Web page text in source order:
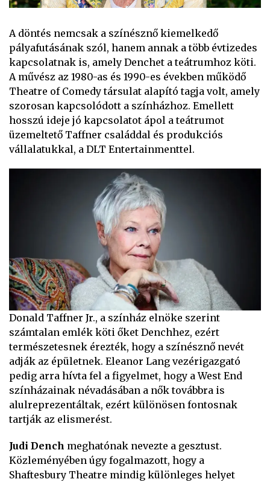
A döntés nemcsak a színésznő kiemelkedő
pályafutásának szól, hanem annak a több évtizedes
kapcsolatnak is, amely Denchet a teátrumhoz köti.
A művész az 1980-as és 1990-es években működő
Theatre of Comedy társulat alapító tagja volt, amely
szorosan kapcsolódott a színházhoz. Emellett
hosszú ideje jó kapcsolatot ápol a teátrumot
üzemeltető Taffner családdal és produkciós
vállalatukkal, a DLT Entertainmenttel.
Donald Taffner Jr., a színház elnöke szerint
számtalan emlék köti őket Denchhez, ezért
természetesnek érezték, hogy a színésznő nevét
adják az épületnek. Eleanor Lang vezérigazgató
pedig arra hívta fel a figyelmet, hogy a West End
színházainak névadásában a nők továbbra is
alulreprezentáltak, ezért különösen fontosnak
tartják az elismerést.
Judi Dench meghatónak nevezte a gesztust.
Közleményében úgy fogalmazott, hogy a
Shaftesbury Theatre mindig különleges helyet